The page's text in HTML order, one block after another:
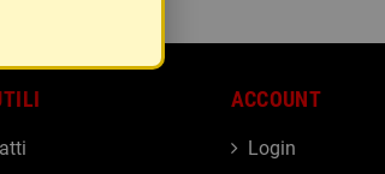
ACCOUNT
Login